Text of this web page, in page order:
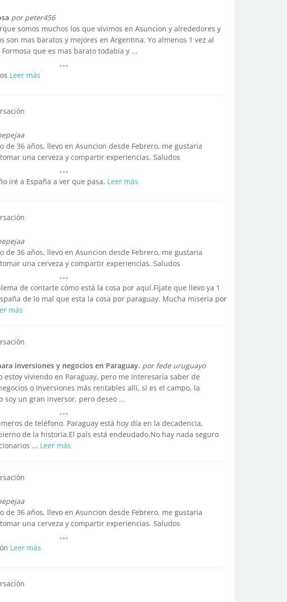
por peter456
somos muchos los que vivimos en Asuncion y alrededores y
son mas baratos y mejores en Argentina. Yo almenos 1 vez al
que es mas barato todabia y ...
Leer más
de 36 años, llevo en Asuncion desde Febrero, me gustaria
una cerveza y compartir experiencias. Saludos
iré a España a ver que pasa. Leer más
de 36 años, llevo en Asuncion desde Febrero, me gustaria
una cerveza y compartir experiencias. Saludos
de contarte cómo está la cosa por aquí.Fijate que llevo ya 1
de lo mal que esta la cosa por paraguay. Mucha miseria por
más
inversiones y negocios en Paraguay. por fede uruguayo
estoy viviendo en Paraguay, pero me interesaría saber de
o inversiones más rentables allí, si es el campo, la
soy un gran inversor, pero deseo ...
de teléfono. Paraguay está hoy día en la decadencia,
de la historia.El país está endeudado.No hay nada seguro
... Leer más
de 36 años, llevo en Asuncion desde Febrero, me gustaria
una cerveza y compartir experiencias. Saludos
Leer más